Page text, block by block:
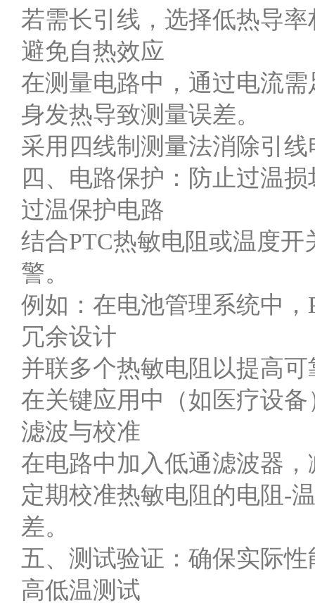
若需长引线，选择低热导
避免自热效应
在测量电路中，通过电流
身发热导致测量误差。
采用四线制测量法消除引
四、电路保护：防止过温损
过温保护电路
结合PTC热敏电阻或温度
警。
例如：在电池管理系统中
冗余设计
并联多个热敏电阻以提高
在关键应用中（如医疗设
滤波与校准
在电路中加入低通滤波器
定期校准热敏电阻的电阻-
差。
五、测试验证：确保实际性
高低温测试